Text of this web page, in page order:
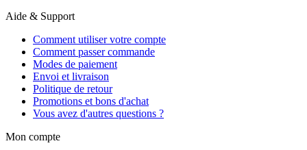
Aide & Support
Comment utiliser votre compte
Comment passer commande
Modes de paiement
Envoi et livraison
Politique de retour
Promotions et bons d'achat
Vous avez d'autres questions ?
Mon compte